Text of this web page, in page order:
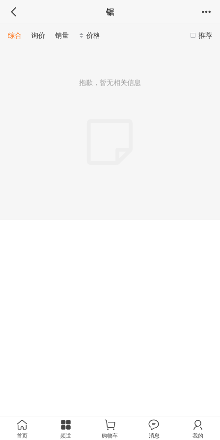
锯
推荐
综合 询价 销量 价格
抱歉，暂无相关信息
首页 频道 购物车 消息 我的